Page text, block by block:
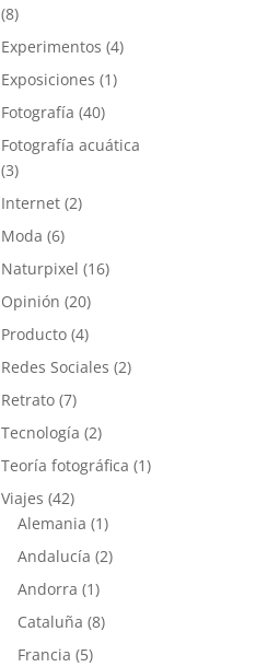
(8)
Experimentos (4)
Exposiciones (1)
Fotografía (40)
Fotografía acuática
(3)
Internet (2)
Moda (6)
Naturpixel (16)
Opinión (20)
Producto (4)
Redes Sociales (2)
Retrato (7)
Tecnología (2)
Teoría fotográfica (1)
Viajes (42)
Alemania (1)
Andalucía (2)
Andorra (1)
Cataluña (8)
Francia (5)